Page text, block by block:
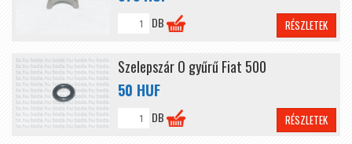
DB RÉSZLETEK
Szelepszár O gyűrű Fiat 500
50 HUF
DB RÉSZLETEK